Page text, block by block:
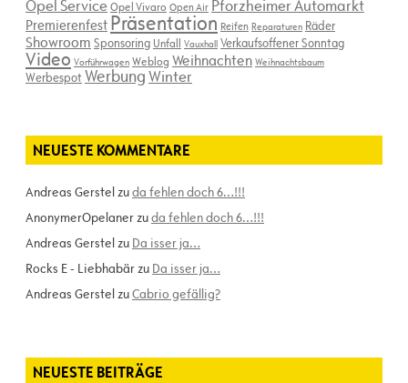
Opel ServiceOpel Vivaro Open Air Pforzheimer Automarkt
Premierenfest Präsentation Reifen Reparaturen Räder
Showroom Sponsoring Unfall Vauxhall Verkaufsoffener Sonntag
Video Vorführwagen Weblog Weihnachten Weihnachtsbaum
WerbespotWerbungWinter
NEUESTE KOMMENTARE
Andreas Gerstelzuda fehlen doch 6…!!!
AnonymerOpelanerzuda fehlen doch 6…!!!
Andreas Gerstelzu Da isser ja…
Rocks E - Liebhabärzu Da isser ja…
Andreas GerstelzuCabrio gefällig?
NEUESTE BEITRÄGE